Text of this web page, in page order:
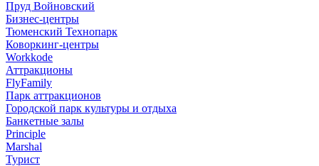
Пруд Войновский
Бизнес-центры
Тюменский Технопарк
Коворкинг-центры
Workkode
Аттракционы
FlyFamily
Парк аттракционов
Городской парк культуры и отдыха
Банкетные залы
Principle
Marshal
Турист